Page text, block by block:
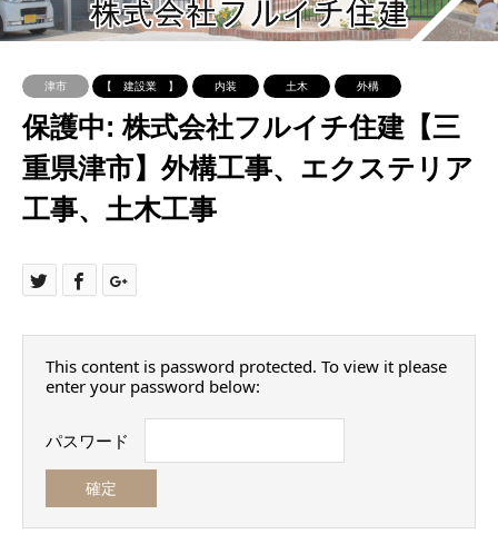
津市 【 建設業 】 内装 土木 外構
保護中: 株式会社フルイチ住建【三
重県津市】外構工事、エクステリア
工事、土木工事
This content is password protected. To view it please
enter your password below:
パスワード